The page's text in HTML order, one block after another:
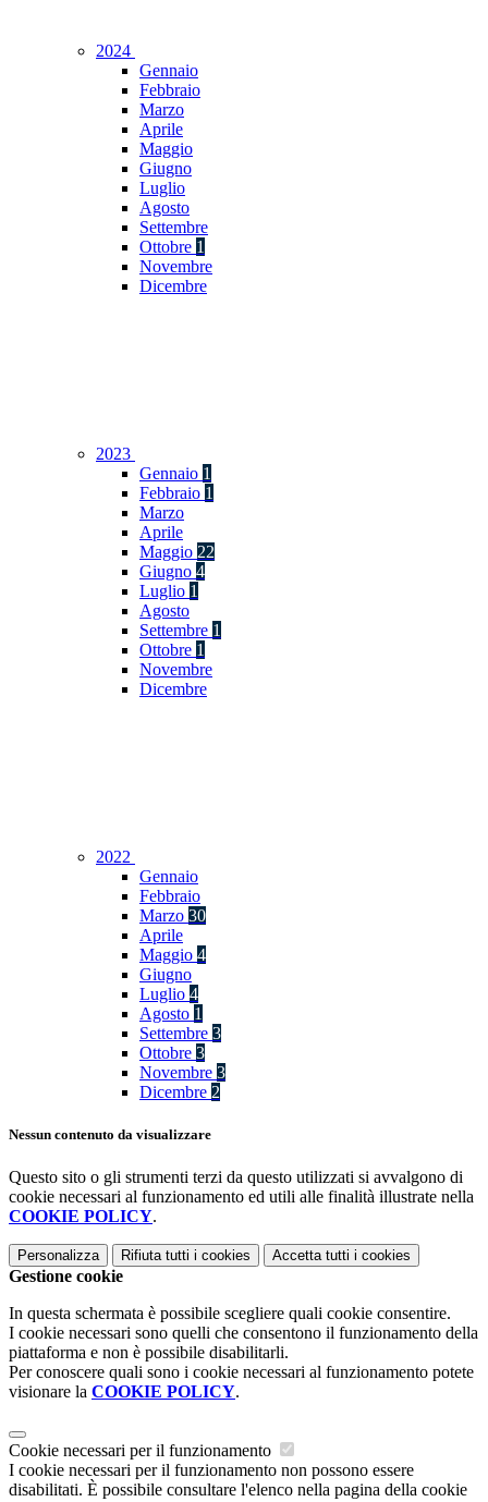
2024
Gennaio
Febbraio
Marzo
Aprile
Maggio
Giugno
Luglio
Agosto
Settembre
Ottobre 1
Novembre
Dicembre
2023
Gennaio 1
Febbraio 1
Marzo
Aprile
Maggio 22
Giugno 4
Luglio 1
Agosto
Settembre 1
Ottobre 1
Novembre
Dicembre
2022
Gennaio
Febbraio
Marzo 30
Aprile
Maggio 4
Giugno
Luglio 4
Agosto 1
Settembre 3
Ottobre 3
Novembre 3
Dicembre 2
Nessun contenuto da visualizzare
Questo sito o gli strumenti terzi da questo utilizzati si avvalgono di
cookie necessari al funzionamento ed utili alle finalità illustrate nella
COOKIE POLICY.
Personalizza Rifiuta tutti i cookies Accetta tutti i cookies
Gestione cookie
In questa schermata è possibile scegliere quali cookie consentire.
I cookie necessari sono quelli che consentono il funzionamento della
piattaforma e non è possibile disabilitarli.
Per conoscere quali sono i cookie necessari al funzionamento potete
visionare la COOKIE POLICY.
Cookie necessari per il funzionamento
I cookie necessari per il funzionamento non possono essere
disabilitati. È possibile consultare l'elenco nella pagina della cookie